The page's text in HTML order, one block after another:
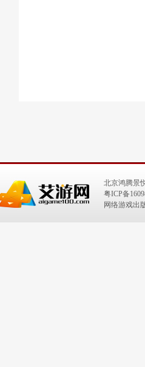
北京鸿腾景
粤ICP备
网络游戏出